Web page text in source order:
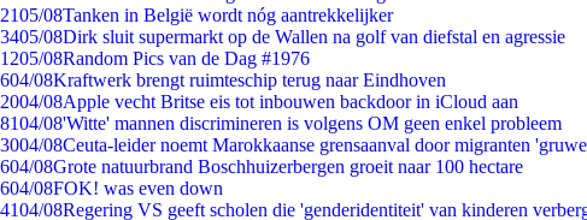
2105/08Tanken in België wordt nóg aantrekkelijker
3405/08Dirk sluit supermarkt op de Wallen na golf van diefstal en agressie
1205/08Random Pics van de Dag #1976
604/08Kraftwerk brengt ruimteschip terug naar Eindhoven
2004/08Apple vecht Britse eis tot inbouwen backdoor in iCloud aan
8104/08'Witte' mannen discrimineren is volgens OM geen enkel probleem
3004/08Ceuta-leider noemt Marokkaanse grensaanval door migranten
604/08Grote natuurbrand Boschhuizerbergen groeit naar 100 hectare
604/08FOK! was even down
4104/08Regering VS geeft scholen die 'genderidentiteit' van kinderen